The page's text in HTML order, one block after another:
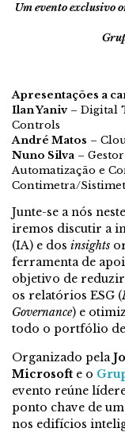
Um evento exclusivo
Apresentações a
Ilan Yaniv – Digital
Controls
André Matos –
Nuno Silva –
Automatização e
Contimetra/
Junte-se a nós
iremos discutir a
(IA) e dos insights
ferramenta de
objetivo de
os relatórios ESG (
Governance) e
todo o portfólio de
Organizado pela
Microsoft e o
evento reúne
ponto chave de
nos edifícios